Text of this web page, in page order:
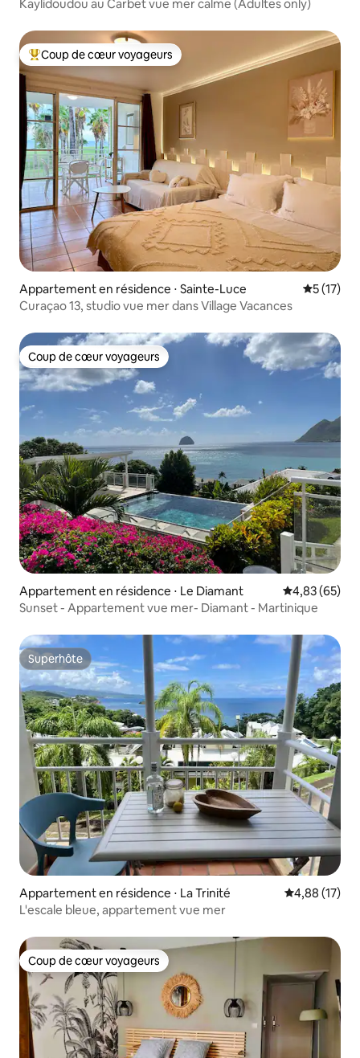
Kaylidoudou au Carbet vue mer calme (Adultes only)
Coups de cœur voyageurs les plus appréciés
Coup de cœur voyageurs
Appartement en résidence ⋅ Sainte-Luce
5 (17)
Curaçao 13, studio vue mer dans Village Vacances
Coup de cœur voyageurs
Coup de cœur voyageurs
Appartement en résidence ⋅ Le Diamant Évaluation
4,83 (65)
Sunset - Appartement vue mer- Diamant - Martinique
Superhôte
Superhôte
Appartement en résidence ⋅ La Trinité Évaluation
4,88 (17)
L'escale bleue, appartement vue mer
Coup de cœur voyageurs
Coup de cœur voyageurs